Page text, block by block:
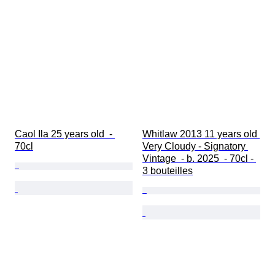
Caol Ila 25 years old  -
70cl
Whitlaw 2013 11 years old
Very Cloudy - Signatory
Vintage  - b. 2025  - 70cl -
3 bouteilles